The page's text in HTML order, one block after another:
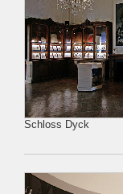
Schloss Dyck